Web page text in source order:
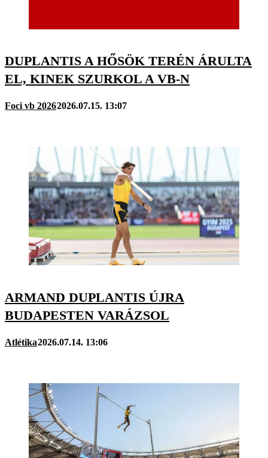
DUPLANTIS A HŐSÖK TERÉN ÁRULTA
EL, KINEK SZURKOL A VB-N
Foci vb 20262026.07.15. 13:07
ARMAND DUPLANTIS ÚJRA
BUDAPESTEN VARÁZSOL
Atlétika2026.07.14. 13:06